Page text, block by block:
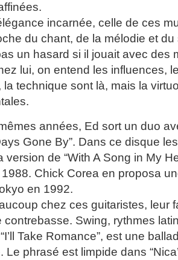
incarnée, celle de ces
du chant, de la mélodie et du
un hasard si il jouait avec
lui, on entend les influences,
la technique sont là, mais la
années, Ed sort un duo
Gone By”. Dans ce disque
version de “With A Song in My
Chick Corea en proposa
en 1992.
chez ces guitaristes,
contrebasse. Swing, rythmes
Take Romance”, est une
Le phrasé est limpide dans